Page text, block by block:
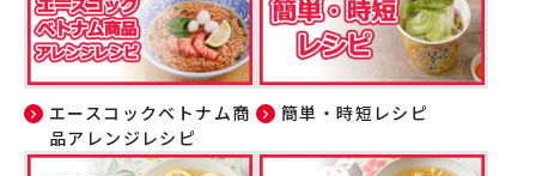
エースコックベトナム商
品アレンジレシピ
簡単・時短レシピ